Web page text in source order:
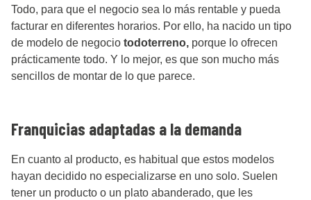
Todo, para que el negocio sea lo más rentable y pueda
facturar en diferentes horarios. Por ello, ha nacido un tipo
de modelo de negocio todoterreno, porque lo ofrecen
prácticamente todo. Y lo mejor, es que son mucho más
sencillos de montar de lo que parece.
Franquicias adaptadas a la demanda
En cuanto al producto, es habitual que estos modelos
hayan decidido no especializarse en uno solo. Suelen
tener un producto o un plato abanderado, que les